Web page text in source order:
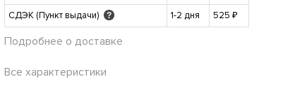
СДЭК (Пункт выдачи)
? 1-2 дня 525 ₽
Подробнее о доставке
Все характеристики